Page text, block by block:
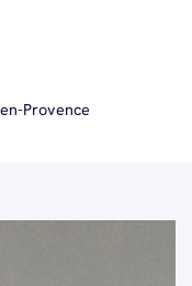
Provence